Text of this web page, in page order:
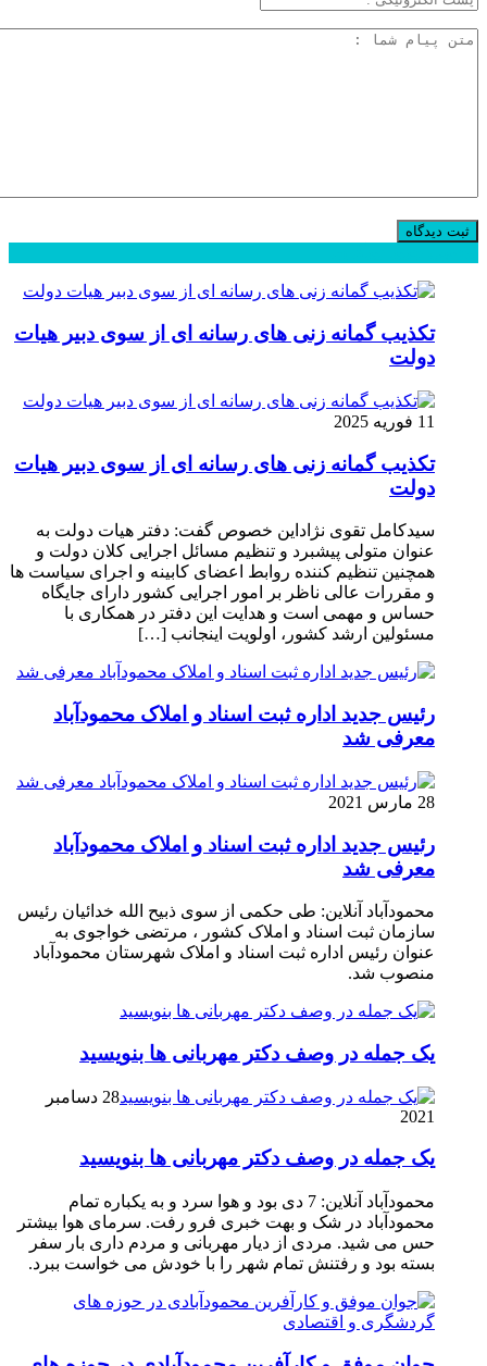
تکذیب گمانه زنی های رسانه ای از سوی دبیر هیات
دولت
11 فوریه 2025
تکذیب گمانه زنی های رسانه ای از سوی دبیر هیات
دولت
سیدکامل تقوی نژاداین خصوص گفت: دفتر هیات دولت به
عنوان متولی پیشبرد و تنظیم مسائل اجرایی کلان دولت و
همچنین تنظیم کننده روابط اعضای کابینه و اجرای سیاست ها
و مقررات عالی ناظر بر امور اجرایی کشور دارای جایگاه
حساس و مهمی است و هدایت این دفتر در همکاری با
مسئولین ارشد کشور، اولویت اینجانب […]
رئیس جدید اداره ثبت اسناد و املاک محمودآباد
معرفی شد
28 مارس 2021
رئیس جدید اداره ثبت اسناد و املاک محمودآباد
معرفی شد
محمودآباد آنلاین: طی حکمی از سوی ذبیح الله خدائیان رئیس
سازمان ثبت اسناد و املاک کشور ، مرتضی خواجوی به
عنوان رئیس اداره ثبت اسناد و املاک شهرستان محمودآباد
منصوب شد.
یک جمله در وصف دکتر مهربانی ها بنویسید
28 دسامبر
2021
یک جمله در وصف دکتر مهربانی ها بنویسید
محمودآباد آنلاین: 7 دی بود و هوا سرد و به یکباره تمام
محمودآباد در شک و بهت خبری فرو رفت. سرمای هوا بیشتر
حس می شید. مردی از دیار مهربانی و مردم داری بار سفر
بسته بود و رفتنش تمام شهر را با خودش می خواست ببرد.